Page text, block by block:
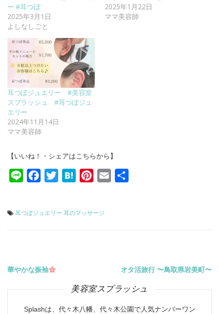
ー #耳つぼ
2025年3月1日
よしなしごと
2025年1月22日
ママ美容師
耳つぼジュエリー #美容室
スプラッシュ #耳つぼジュ
エリー
2024年11月14日
ママ美容師
【いいね！・シェアはこちらから】
Line FacebookTwitterHatenaPinterest
Email
耳つぼジュエリー 耳のマッサージ
投
稿
華やかな振袖 オタ活旅行 〜鳥取県岩美町〜
美容室スプラッシュ
Splashは、代々木八幡、代々木公園で人気ナンバーワン